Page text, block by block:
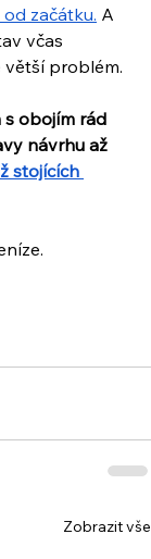
začátku. A
včas
větší problém.
s obojím rád
návrhu až
stojících
Zobrazit vše